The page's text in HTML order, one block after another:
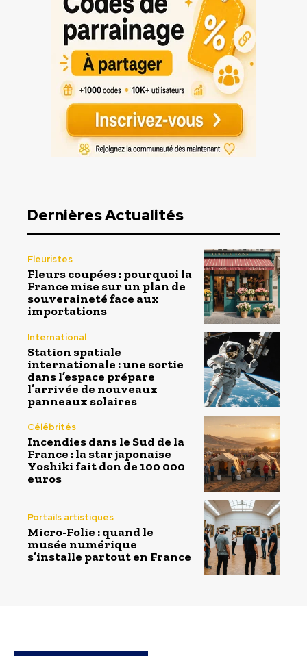
Dernières Actualités
Fleuristes
Fleurs coupées : pourquoi la
France mise sur un plan de
souveraineté face aux
importations
International
Station spatiale
internationale : une sortie
dans l’espace prépare
l’arrivée de nouveaux
panneaux solaires
Célébrités
Incendies dans le Sud de la
France : la star japonaise
Yoshiki fait don de 100 000
euros
Portails artistiques
Micro-Folie : quand le
musée numérique
s’installe partout en France